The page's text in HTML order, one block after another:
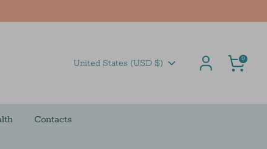
Currency
United States (USD $) Cart0
Contacts